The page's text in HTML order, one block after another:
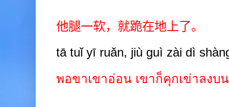
他腿一软，就跪在地上了。
tā tuǐ yī ruǎn, jiù guì zài dì
พอขาเขาอ่อน เขาก็คุกเข่าลง